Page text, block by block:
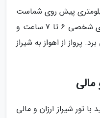
تا شیراز یک مسیر 540 کیلومتری پیش روی شماست
که طی کردن این مسیر با خودروی شخصی 6 تا 7 ساعت و
می برد. پرواز از اهواز به شیراز
مالی
تور شیراز ارزان و مالی